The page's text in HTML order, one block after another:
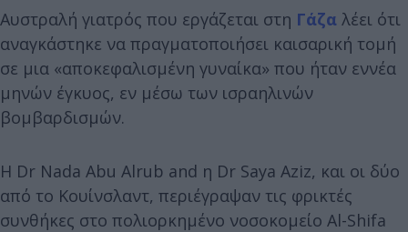
Αυστραλή γιατρός που εργάζεται στη Γάζα λέει ότι
αναγκάστηκε να πραγματοποιήσει καισαρική τομή
σε μια «αποκεφαλισμένη γυναίκα» που ήταν εννέα
μηνών έγκυος, εν μέσω των ισραηλινών
βομβαρδισμών.
Η Dr Nada Abu Alrub and η Dr Saya Aziz, και οι δύο
από το Κουίνσλαντ, περιέγραψαν τις φρικτές
συνθήκες στο πολιορκημένο νοσοκομείο Al-Shifa